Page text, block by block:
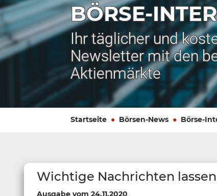
BÖRSE-
Ihr täglicher und
Newsletter mit den
Aktienmärkte
Startseite Börsen-News Börse-
Wichtige Nachrichten
Ausgabe vom 24.11.2020